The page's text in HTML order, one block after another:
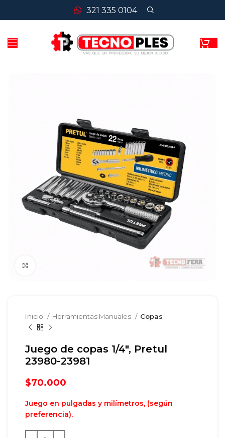
321 335 0104
Inicio Herramientas Manuales Copas
Juego de copas 1/4″, Pretul
23980-23981
$70.000
Juego en pulgadas y milímetros, (según
preferencia).